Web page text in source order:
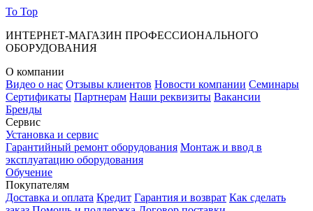
To Top
ИНТЕРНЕТ-МАГАЗИН ПРОФЕССИОНАЛЬНОГО
ОБОРУДОВАНИЯ
О компании
Видео о нас Отзывы клиентов Новости компании Семинары
Сертификаты Партнерам Наши реквизиты Вакансии
Бренды
Сервис
Установка и сервис
Гарантийный ремонт оборудования Монтаж и ввод в
эксплуатацию оборудования
Обучение
Покупателям
Доставка и оплата Кредит Гарантия и возврат Как сделать